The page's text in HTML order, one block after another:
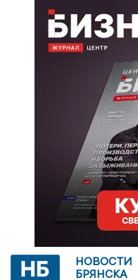
НОВОСТИ
БРЯНСКА